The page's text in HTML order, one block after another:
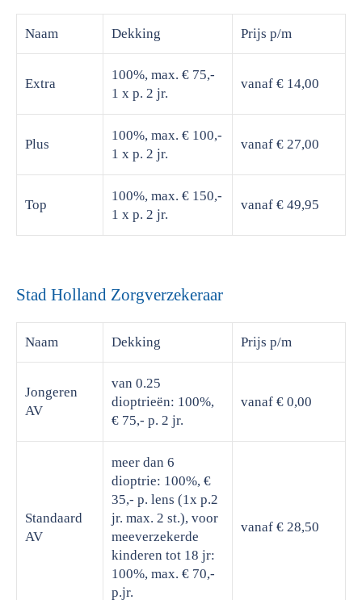
Naam Dekking Prijs p/m
Extra
100%, max. € 75,-
1 x p. 2 jr.
vanaf € 14,00
Plus
100%, max. € 100,-
1 x p. 2 jr.
vanaf € 27,00
Top
100%, max. € 150,-
1 x p. 2 jr.
vanaf € 49,95
Stad Holland Zorgverzekeraar
Naam Dekking Prijs p/m
Jongeren
AV
van 0.25
dioptrieën: 100%,
€ 75,- p. 2 jr.
vanaf € 0,00
Standaard
AV
meer dan 6
dioptrie: 100%, €
35,- p. lens (1x p.2
jr. max. 2 st.), voor
meeverzekerde
kinderen tot 18 jr:
100%, max. € 70,-
p.jr.
vanaf € 28,50